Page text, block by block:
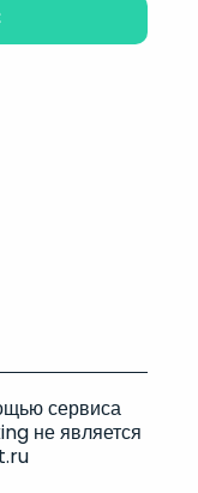
сервиса
не является